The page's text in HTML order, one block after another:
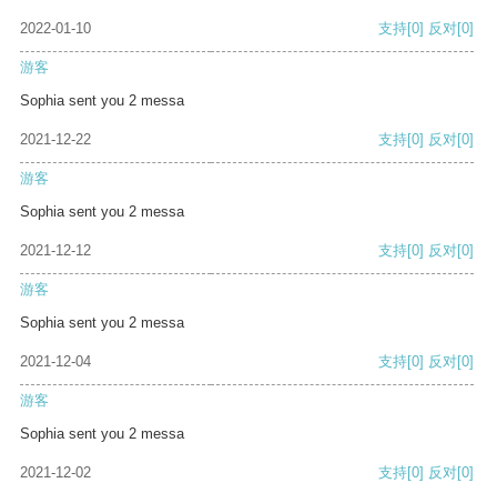
2022-01-10 支持[0] 反对[0]
游客
Sophia sent you 2 messa
2021-12-22 支持[0] 反对[0]
游客
Sophia sent you 2 messa
2021-12-12 支持[0] 反对[0]
游客
Sophia sent you 2 messa
2021-12-04 支持[0] 反对[0]
游客
Sophia sent you 2 messa
2021-12-02 支持[0] 反对[0]